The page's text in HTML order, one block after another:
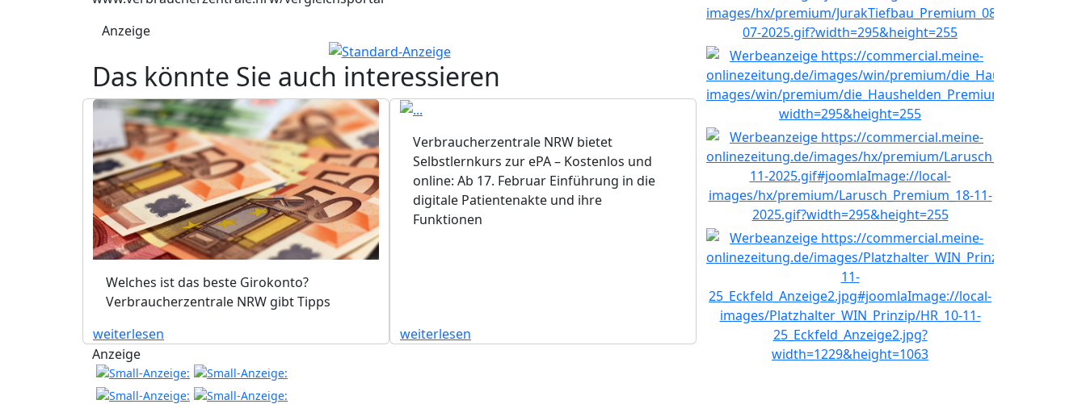
Anzeige
Das könnte Sie auch interessieren
Welches ist das beste Girokonto?
Verbraucherzentrale NRW gibt Tipps
weiterlesen
Verbraucherzentrale NRW bietet
Selbstlernkurs zur ePA – Kostenlos und
online: Ab 17. Februar Einführung in die
digitale Patientenakte und ihre
Funktionen
weiterlesen
Anzeige